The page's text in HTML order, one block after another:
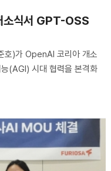
소식서 GPT-OSS
호)가 OpenAI 코리아 개소
(AGI) 시대 협력을 본격화